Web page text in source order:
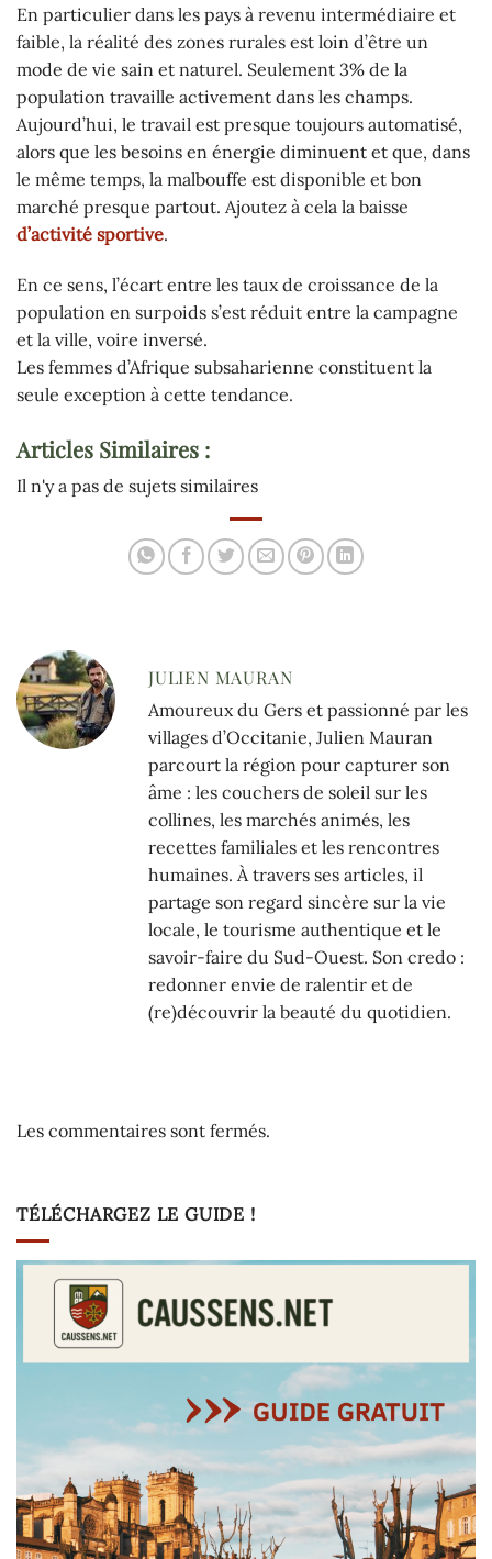
En particulier dans les pays à revenu intermédiaire et
faible, la réalité des zones rurales est loin d’être un
mode de vie sain et naturel. Seulement 3% de la
population travaille activement dans les champs.
Aujourd’hui, le travail est presque toujours automatisé,
alors que les besoins en énergie diminuent et que, dans
le même temps, la malbouffe est disponible et bon
marché presque partout. Ajoutez à cela la baisse
d’activité sportive.
En ce sens, l’écart entre les taux de croissance de la
population en surpoids s’est réduit entre la campagne
et la ville, voire inversé.
Les femmes d’Afrique subsaharienne constituent la
seule exception à cette tendance.
Articles Similaires :
Il n'y a pas de sujets similaires
JULIEN MAURAN
Amoureux du Gers et passionné par les
villages d’Occitanie, Julien Mauran
parcourt la région pour capturer son
âme : les couchers de soleil sur les
collines, les marchés animés, les
recettes familiales et les rencontres
humaines. À travers ses articles, il
partage son regard sincère sur la vie
locale, le tourisme authentique et le
savoir-faire du Sud-Ouest. Son credo :
redonner envie de ralentir et de
(re)découvrir la beauté du quotidien.
Les commentaires sont fermés.
TÉLÉCHARGEZ LE GUIDE !